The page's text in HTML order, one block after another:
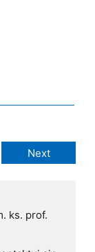
ks. prof.